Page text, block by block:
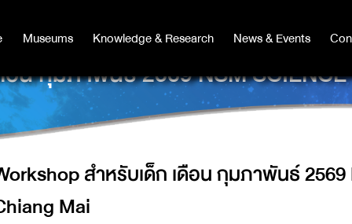
Museums Knowledge & Research News & Events
Museums Knowledge & Research News & Events
น กุมภาพันธ์ 2569 NSM
สำหรับเด็ก เดือน กุมภาพันธ์
Mai